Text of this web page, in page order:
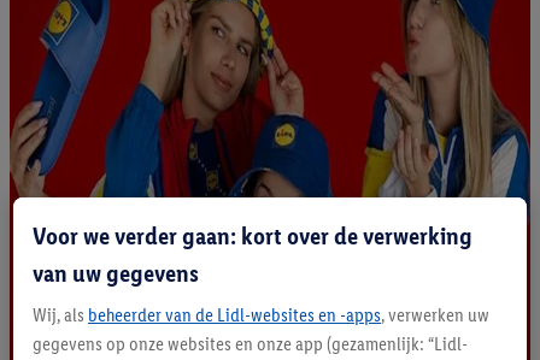
Voor we verder gaan: kort over de verwerking
van uw gegevens
Wij, als beheerder van de Lidl-websites en -apps, verwerken uw
gegevens op onze websites en onze app (gezamenlijk: “Lidl-